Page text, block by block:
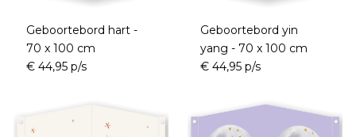
Geboortebord hart -
70 x 100 cm
€ 44,95 p/s
Geboortebord yin
yang - 70 x 100 cm
€ 44,95 p/s